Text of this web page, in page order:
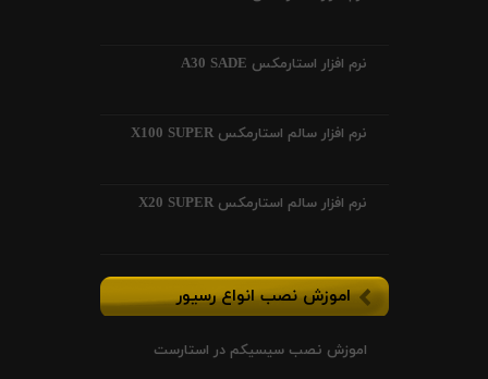
نرم افزار استارمکس A30 SADE
نرم افزار سالم استارمکس X100 SUPER
نرم افزار سالم استارمکس X20 SUPER
اموزش نصب انواع رسیور
اموزش نصب سیسیکم در استارست